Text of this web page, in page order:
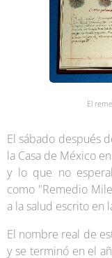
El
El sábado después
la Casa de México
y lo que no
como "Remedio
a la salud escrito en
El nombre real de
y se terminó en el